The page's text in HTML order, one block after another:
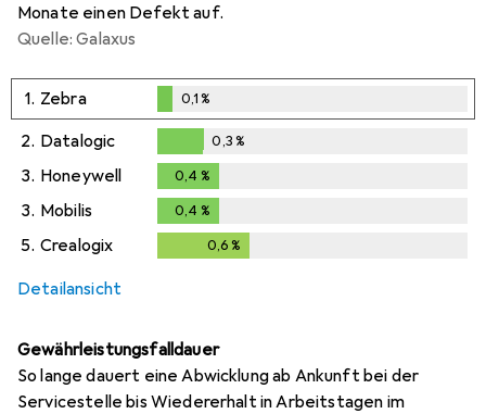
Monate einen Defekt auf.
Quelle: Galaxus
1. Zebra
0,1%
0,1%
2. Datalogic
0,3%
0,3%
3. Honeywell 0,4 %
3. Mobilis 0,4 %
5. Crealogix 0,6 %
Detailansicht
Gewährleistungsfalldauer
So lange dauert eine Abwicklung ab Ankunft bei der
Servicestelle bis Wiedererhalt in Arbeitstagen im